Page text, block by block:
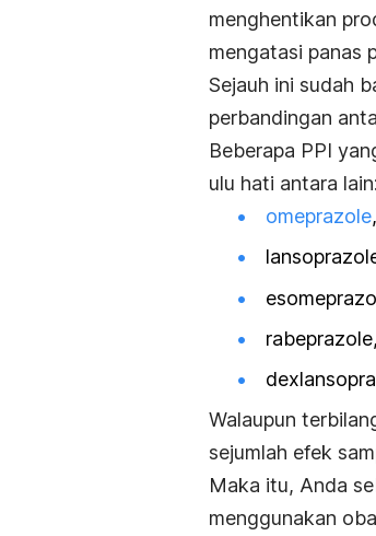
menghentikan
mengatasi panas
Sejauh ini sudah
perbandingan
Beberapa PPI
ulu hati antara lain:
omeprazole,
rabeprazole,
Walaupun
sejumlah efek
Maka itu, Anda
menggunakan